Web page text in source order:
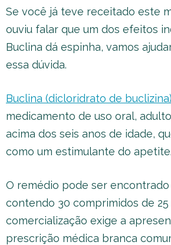
Se você já teve receitado este
ouviu falar que um dos efeitos
Buclina dá espinha, vamos
essa dúvida.
Buclina (dicloridrato de buclizina)
medicamento de uso oral,
acima dos seis anos de idade,
como um estimulante do apetite.
O remédio pode ser
contendo 30 comprimidos de 25
comercialização exige a
prescrição médica branca